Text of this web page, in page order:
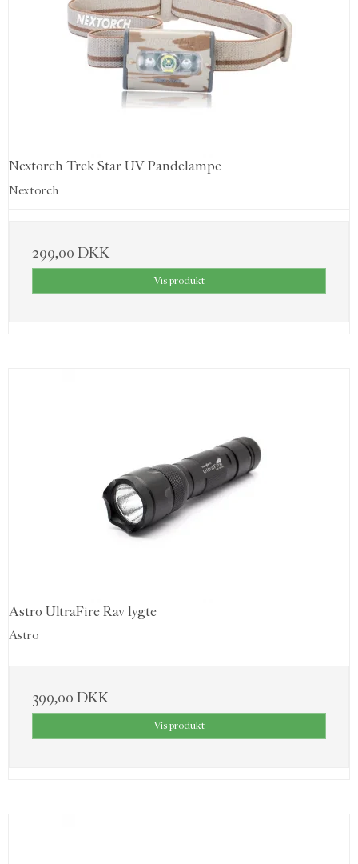
Nextorch Trek Star UV Pandelampe
Nextorch
299,00 DKK
Vis produkt
Astro UltraFire Rav lygte
Astro
399,00 DKK
Vis produkt